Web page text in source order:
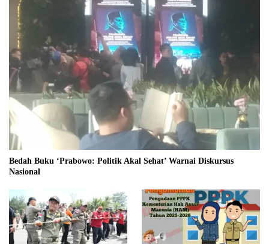
Bedah Buku ‘Prabowo: Politik Akal Sehat’ Warnai Diskursus
Nasional